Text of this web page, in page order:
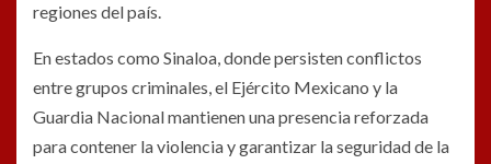
regiones del país.
En estados como Sinaloa, donde persisten conflictos
entre grupos criminales, el Ejército Mexicano y la
Guardia Nacional mantienen una presencia reforzada
para contener la violencia y garantizar la seguridad de la